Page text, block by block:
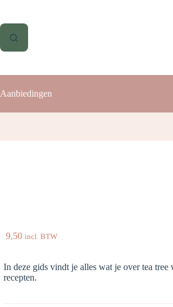
Aanbiedingen
9,50 incl. BTW
In deze gids vindt je alles wat je over tea
recepten.